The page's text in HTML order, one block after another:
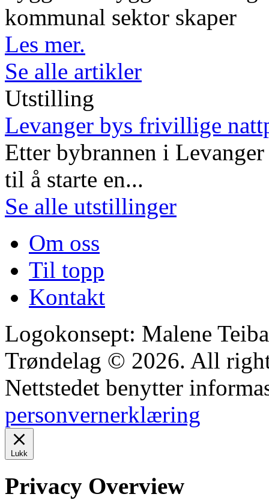
kommunal sektor skaper
Les mer.
Se alle artikler
Utstilling
Levanger bys frivillige
Etter bybrannen i
til å starte en...
Se alle utstillinger
Om oss
Til topp
Kontakt
Logokonsept: Malene
Trøndelag © 2026. All
Nettstedet benytter
personvernerklæring
Lukk
Privacy Overview